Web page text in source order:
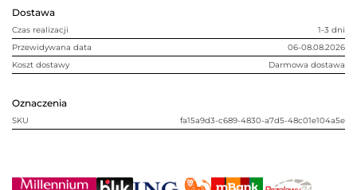
Dostawa
Czas realizacji
1-3 dni
Przewidywana data
06-08.08.2026
Koszt dostawy
Darmowa dostawa
Oznaczenia
SKU fa15a9d3-c689-4830-a7d5-48c01e104a5e
200
wyłożenie